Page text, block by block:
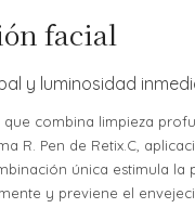
facial
y luminosidad
que combina limpieza
R. Pen de Retix.C,
única estimula
y previene el